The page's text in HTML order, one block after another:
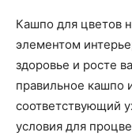
Кашпо для цветов
элементом
здоровье и росте
правильное кашпо
соответствующий
условия для